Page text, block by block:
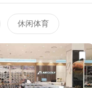
休闲体育